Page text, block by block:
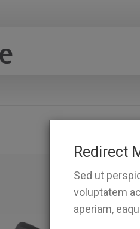
Redirect
Sed ut
voluptatem
aperiam,